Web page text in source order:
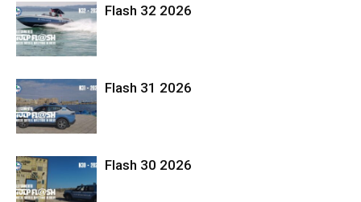
Flash 32 2026
Flash 31 2026
Flash 30 2026